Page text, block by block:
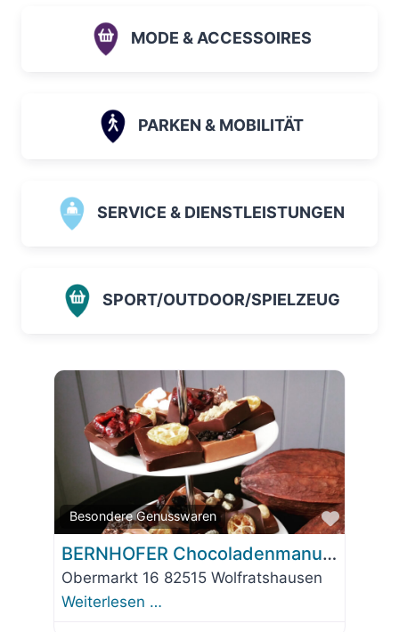
MODE & ACCESSOIRES
PARKEN & MOBILITÄT
SERVICE & DIENSTLEISTUNGEN
SPORT/OUTDOOR/SPIELZEUG
Besondere Genusswaren
Favorit
BERNHOFER Chocoladenmanufaktur
Obermarkt 16 82515 Wolfratshausen
Weiterlesen …